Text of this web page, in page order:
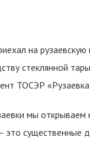
на
стеклянной
ТОСЭР
мы
существенные